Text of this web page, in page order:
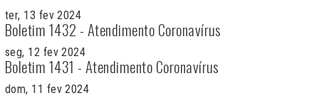
ter, 13 fev 2024
Boletim 1432 - Atendimento Coronavírus
seg, 12 fev 2024
Boletim 1431 - Atendimento Coronavírus
dom, 11 fev 2024